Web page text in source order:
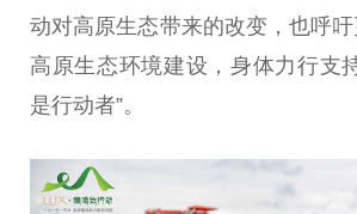
动对高原生态带来的改变，也呼
高原生态环境建设，身体力行支
是行动者”。